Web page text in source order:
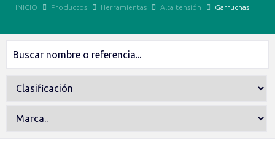
INICIO Productos Herramientas Alta tensión Garruchas